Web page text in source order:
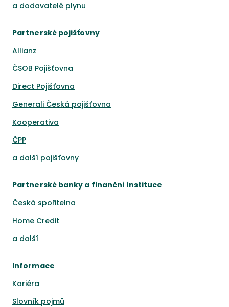
a dodavatelé plynu
Partnerské pojišťovny
Allianz
ČSOB Pojišťovna
Direct Pojišťovna
Generali Česká pojišťovna
Kooperativa
ČPP
a další pojišťovny
Partnerské banky a finanční instituce
Česká spořitelna
Home Credit
a další
Informace
Kariéra
Slovník pojmů